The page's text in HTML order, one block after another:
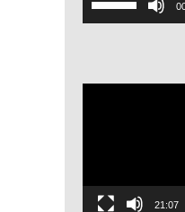
مفاتيح
لزيادة
21:07